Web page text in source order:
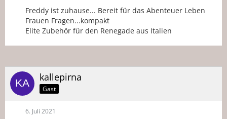
Freddy ist zuhause... Bereit für das Abenteuer Leben
Frauen Fragen...kompakt
Elite Zubehör für den Renegade aus Italien
kallepirna
Gast
6. Juli 2021